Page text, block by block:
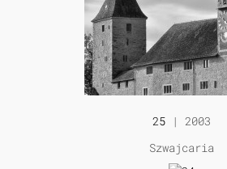
25 | 2003
Szwajcaria